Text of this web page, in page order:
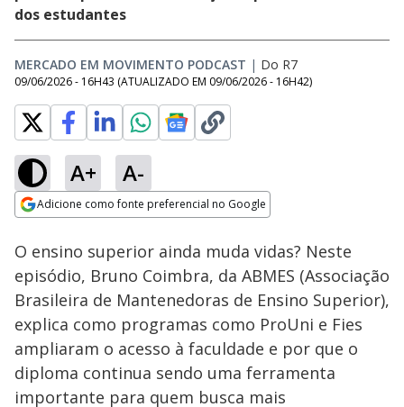
dos estudantes
MERCADO EM MOVIMENTO PODCAST | Do R7
09/06/2026 - 16H43 (ATUALIZADO EM 09/06/2026 - 16H42)
A+ A-
Adicione como fonte preferencial no Google
Ativar
Loaded:
3.23%
O ensino superior ainda muda vidas? Neste
episódio, Bruno Coimbra, da ABMES (Associação
Brasileira de Mantenedoras de Ensino Superior),
explica como programas como ProUni e Fies
ampliaram o acesso à faculdade e por que o
diploma continua sendo uma ferramenta
importante para quem busca mais